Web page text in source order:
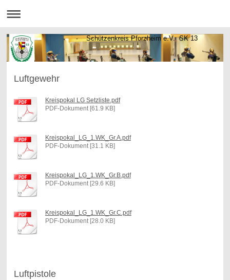
Schützenkreis Pforzheim e.V. SK 13
Luftgewehr
Kreispokal LG Setzliste.pdf
PDF-Dokument [61.9 KB]
Kreispokal_LG_1.WK_Gr.A.pdf
PDF-Dokument [31.1 KB]
Kreispokal_LG_1.WK_Gr.B.pdf
PDF-Dokument [29.6 KB]
Kreispokal_LG_1.WK_Gr.C.pdf
PDF-Dokument [28.0 KB]
Luftpistole